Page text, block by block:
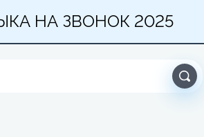
НА ЗВОНОК 2025